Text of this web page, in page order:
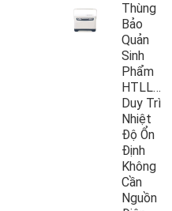
Thùng
Bảo
Quản
Sinh
Phẩm
Duy Trì
Nhiệt
Độ Ổn
Định
Không
Cần
Nguồn